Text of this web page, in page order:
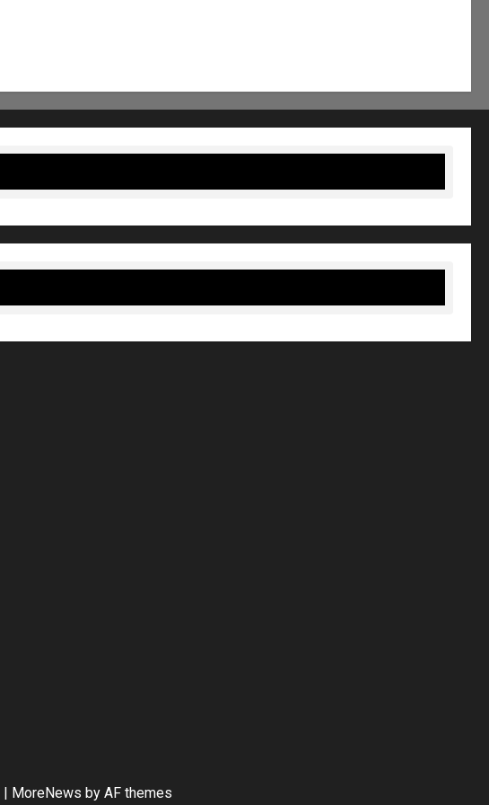
| MoreNews by AF themes.